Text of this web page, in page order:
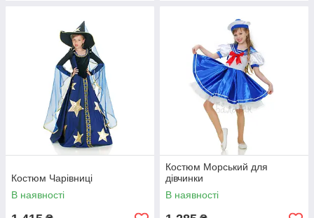
Костюм Чарівниці
В наявності
Костюм Морський для
дівчинки
В наявності